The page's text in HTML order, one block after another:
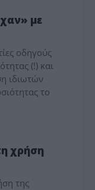
με
οδηγούς
(!) και
ιδιωτών
το
χρήση
της